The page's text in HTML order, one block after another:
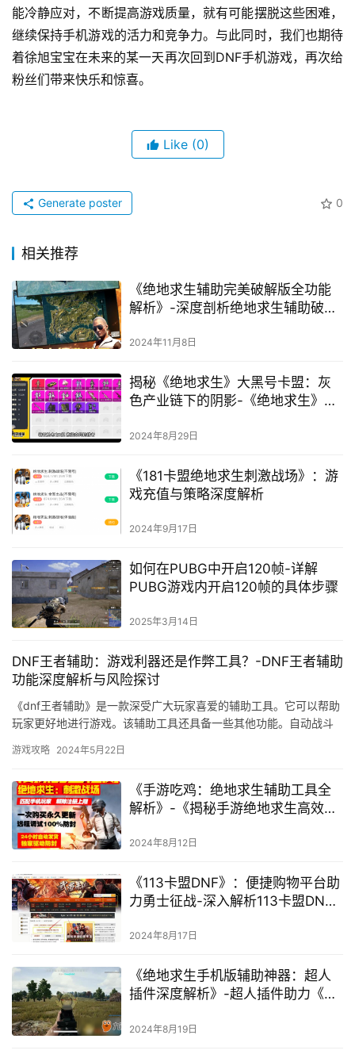
能冷静应对，不断提高游戏质量，就有可能摆脱这些困难，
继续保持手机游戏的活力和竞争力。与此同时，我们也期待
着徐旭宝宝在未来的某一天再次回到DNF手机游戏，再次给
粉丝们带来快乐和惊喜。
Like (0)
0
Generate poster
相关推荐
《绝地求生辅助完美破解版全功能
解析》-深度剖析绝地求生辅助破解
2024年11月8日
揭秘《绝地求生》大黑号卡盟：灰
色产业链下的阴影-《绝地求生》黑
戏公平挑战
2024年8月29日
《181卡盟绝地求生刺激战场》：游
戏充值与策略深度解析
2024年9月17日
如何在PUBG中开启120帧-详解
PUBG游戏内开启120帧的具体步骤
2025年3月14日
DNF王者辅助：游戏利器还是作弊工具？-DNF王者辅助
功能深度解析与风险探讨
《dnf王者辅助》是一款深受广大玩家喜爱的辅助工具。它可以帮助
玩家更好地进行游戏。该辅助工具还具备一些其他功能。自动战斗
游戏攻略 2024年5月22日
《手游吃鸡：绝地求生辅助工具全
解析》-《揭秘手游绝地求生高效上
2024年8月12日
《113卡盟DNF》：便捷购物平台助
力勇士征战-深入解析113卡盟DNF
2024年8月17日
《绝地求生手机版辅助神器：超人
插件深度解析》-超人插件助力《绝
2024年8月19日